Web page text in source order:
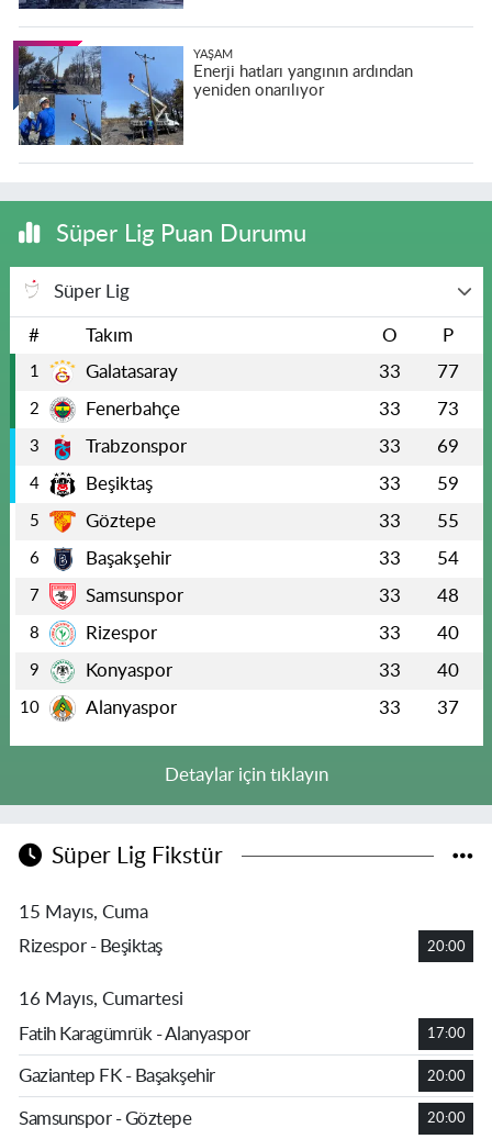
YAŞAM
Enerji hatları yangının ardından
yeniden onarılıyor
Süper Lig Puan Durumu
Süper Lig
# Takım O P
1 Galatasaray 33 77
2 Fenerbahçe 33 73
3 Trabzonspor 33 69
4 Beşiktaş 33 59
5 Göztepe 33 55
6 Başakşehir 33 54
7 Samsunspor 33 48
8 Rizespor 33 40
9 Konyaspor 33 40
10 Alanyaspor 33 37
Detaylar için tıklayın
Süper Lig Fikstür
15 Mayıs, Cuma
Rizespor - Beşiktaş
20:00
16 Mayıs, Cumartesi
Fatih Karagümrük - Alanyaspor
17:00
Gaziantep FK - Başakşehir 20:00
Samsunspor - Göztepe 20:00